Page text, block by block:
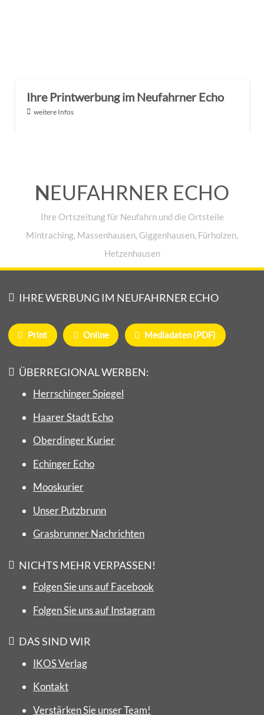
Ihre Printwerbung im Neufahrner Echo
weitere Infos
NEUFAHRNER ECHO
Ihre Ortszeitung für Neufahrn und die Ortsteile
Mintraching, Massenhausen, Giggenhausen, Fürholzen,
Hetzenhausen
IHRE WERBUNG IM NEUFAHRNER ECHO
Print Online Mediadaten (PDF)
ÜBERREGIONAL WERBEN:
Herrschinger Spiegel
Haarer Stadt Echo
Oberdinger Kurier
Echinger Echo
Mooskurier
Unser Putzbrunn
Grasbrunner Nachrichten
NICHTS MEHR VERPASSEN!
Folgen Sie uns auf Facebook
Folgen Sie uns auf Instagram
DAS SIND WIR
IKOS Verlag
Kontakt
Verstärken Sie unser Team!